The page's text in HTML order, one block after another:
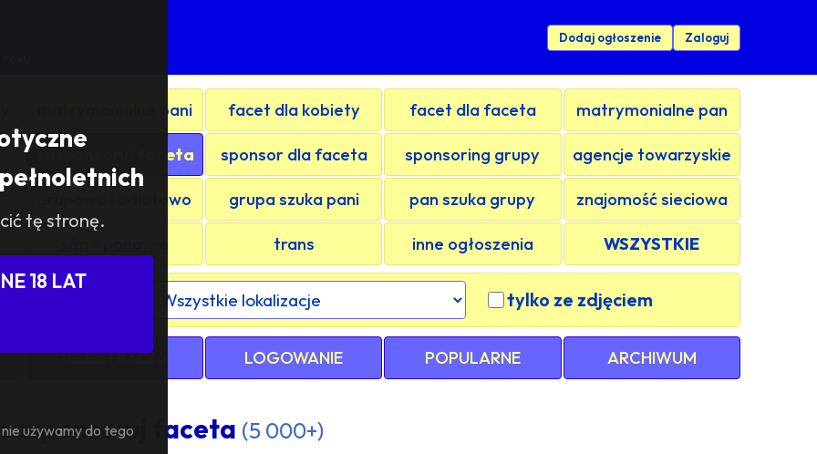
tę stronę.
18 LAT
używamy do tego
Dodaj ogłoszenie Zaloguj
matrymonialne pani facet dla kobiety facet dla faceta matrymonialne pan
zasponsoruj faceta sponsor dla faceta sponsoring grupy agencje towarzyskie
grupowo i odlotowo grupa szuka pani pan szuka grupy znajomość sieciowa
trans inne ogłoszenia WSZYSTKIE
/ kraju: tylko ze zdjęciem
REJESTRACJA LOGOWANIE POPULARNE ARCHIWUM
faceta (5 000+)